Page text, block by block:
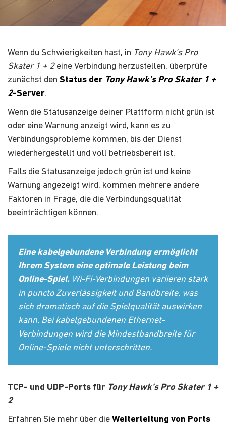
Wenn du Schwierigkeiten hast, in Tony Hawk’s Pro
Skater 1 + 2eine Verbindung herzustellen, überprüfe
zunächst den Status der Tony Hawk’s Pro Skater 1 +
2-Server.
Wenn die Statusanzeige deiner Plattform nicht grün ist
oder eine Warnung anzeigt wird, kann es zu
Verbindungsprobleme kommen, bis der Dienst
wiederhergestellt und voll betriebsbereit ist.
Falls die Statusanzeige jedoch grün ist und keine
Warnung angezeigt wird, kommen mehrere andere
Faktoren in Frage, die die Verbindungsqualität
beeinträchtigen können.
​Eine kabelgebundene Verbindung ermöglicht
Ihrem System eine optimale Leistung beim
Online-Spiel.​ ​ Wi-Fi-Verbindungen variieren stark
in puncto Zuverlässigkeit und Bandbreite, was
sich dramatisch auf die Spielqualität auswirken
kann. Bei kabelgebundenen Ethernet-
Verbindungen wird die Mindestbandbreite für
Online-Spiele nicht unterschritten.
TCP- und UDP-Ports für Tony Hawk’s Pro Skater 1 +
2
Erfahren Sie mehr über die Weiterleitung von Ports